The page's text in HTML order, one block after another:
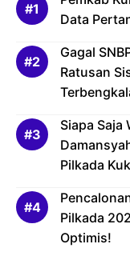
Data
Gagal
Ratusan
Siapa Saja
Pilkada
Pilkada
Optimis!